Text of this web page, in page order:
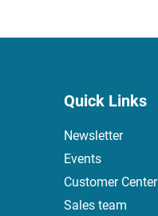
Quick Links
Newsletter
Events
Customer Center
Sales team